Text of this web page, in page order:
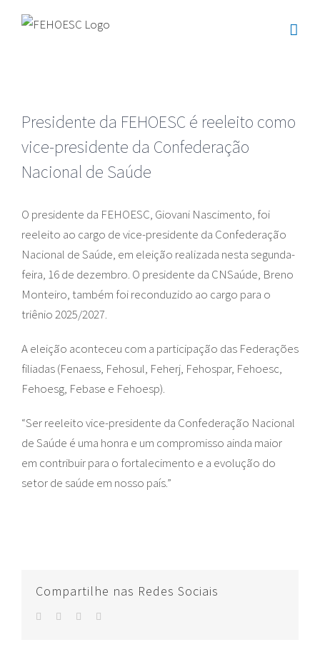
Presidente da FEHOESC é reeleito como
vice-presidente da Confederação
Nacional de Saúde
O presidente da FEHOESC, Giovani Nascimento, foi
reeleito ao cargo de vice-presidente da Confederação
Nacional de Saúde, em eleição realizada nesta segunda-
feira, 16 de dezembro. O presidente da CNSaúde, Breno
Monteiro, também foi reconduzido ao cargo para o
triênio 2025/2027.
A eleição aconteceu com a participação das Federações
filiadas (Fenaess, Fehosul, Feherj, Fehospar, Fehoesc,
Fehoesg, Febase e Fehoesp).
“Ser reeleito vice-presidente da Confederação Nacional
de Saúde é uma honra e um compromisso ainda maior
em contribuir para o fortalecimento e a evolução do
setor de saúde em nosso país.”
Compartilhe nas Redes Sociais
facebook
twitter whatsapp